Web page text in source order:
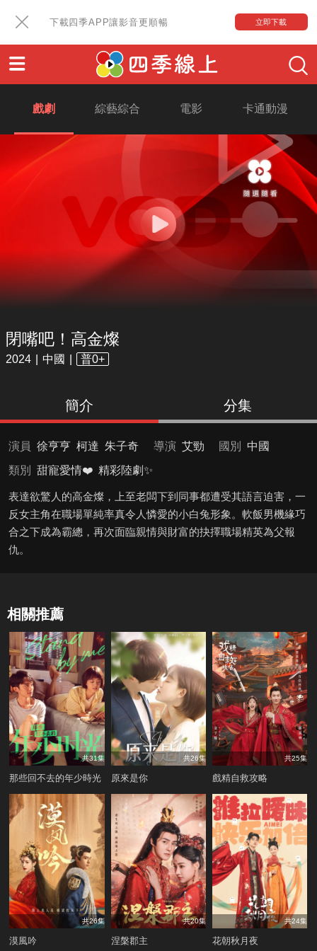
下載四季APP讓影音更順暢 立即下載
戲劇 綜藝綜合 電影 卡通動漫
閉嘴吧！高金燦
2024 中國 普0+
簡介 分集
演員 徐亨亨 柯達 朱子奇 導演 艾勁 國別
中國
類別
甜寵愛情❤️ 精彩陸劇✨
表達欲驚人的高金燦，上至老闆下到同事都遭受其語言迫害，一
反女主角在職場單純率真令人憐愛的小白兔形象。軟飯男機緣巧
合之下成為霸總，再次面臨親情與財富的抉擇職場精英為父報
仇。
相關推薦
共31集
那些回不去的年少時光
共26集
原來是你
共25集
戲精自救攻略
共26集
漠風吟
共20集
涅槃郡主
共24集
花朝秋月夜